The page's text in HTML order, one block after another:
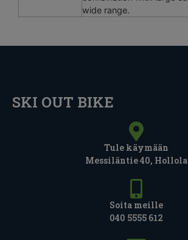
wide range.
SKI OUT BIKE
Tule käymään
Messiläntie 40, Hollola
Soita meille
040 5555 612